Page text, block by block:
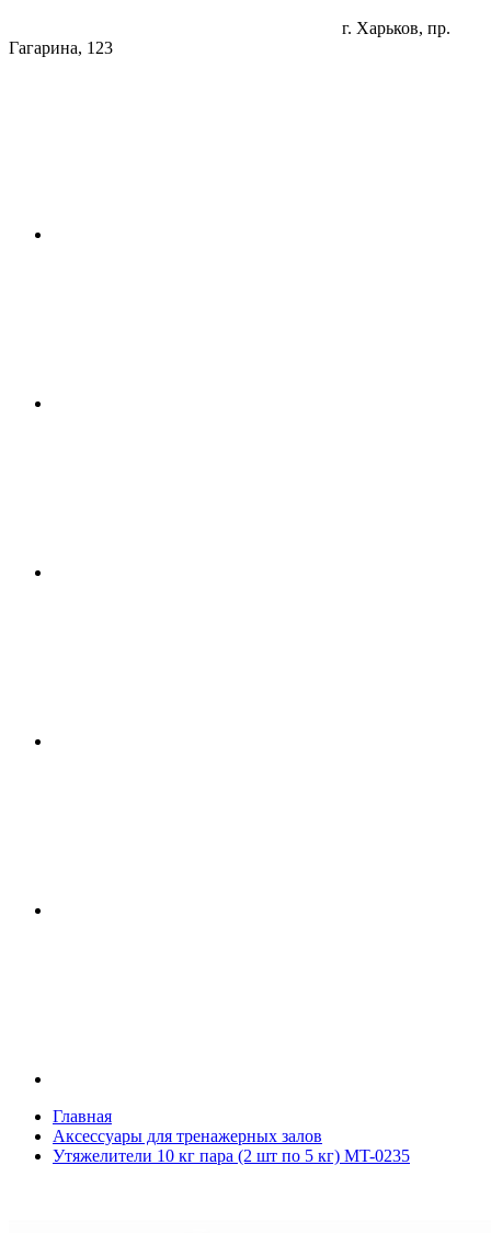
г. Харьков, пр.
Гагарина, 123
Главная
Аксессуары для тренажерных залов
Утяжелители 10 кг пара (2 шт по 5 кг) MT-0235